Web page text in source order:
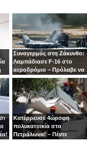
Συναγερμός στη Ζάκυνθο:
Λαμπάδιασε F-16 στο
αεροδρόμιο – Πρόλαβε να
βγει την τελευταία στιγμή ο
χειριστής
Κατέρρευσε 4ώροφη
πολυκατοικία στα
Πετράλωνα! – Πέντε